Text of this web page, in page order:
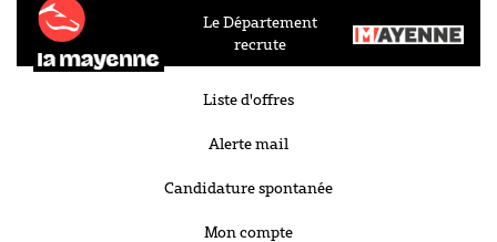
Le Département
recrute
Liste d'offres
Alerte mail
Candidature spontanée
Mon compte